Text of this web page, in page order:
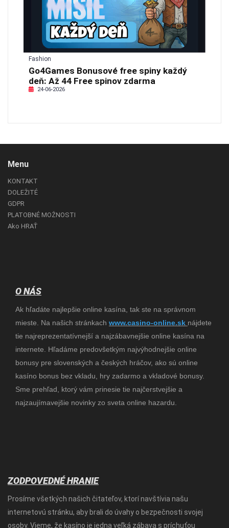
Fashion
Go4Games Bonusové free spiny každý
deň: Až 44 Free spinov zdarma
24-06-2026
Menu
KONTAKT
DOLEŽITÉ
GDPR
PLATOBNÉ MOŽNOSTI
Ako HRAŤ
O NÁS
Ak hľadáte najlepšie online kasína, tak ste na správnom
mieste. Na našich stránkach www.casino-online.sk nájdete
tie najreprezentatívnejší a najzábavnejšie online kasína na
internete. Hľadáme predovšetkým najvýhodnejšie online
bonusy pre slovenských a českých hráčov, ako sú online
kasíno bonus bez vkladu, hry zadarmo a vkladové bonusy.
Sme prehľad, ktorý vám prinesie tie najčerstvejšie a
najzaujímavejšie novinky zo sveta online hazardu.
ZODPOVEDNÉ HRANIE
Prosíme všetkých našich čitateľov, ktorí navštívia našu
internetovú stránku, aby brali do úvahy o bezpečnosti svojej
osoby. Vieme, že kasíno je jedna veľká zábava s príchuťou